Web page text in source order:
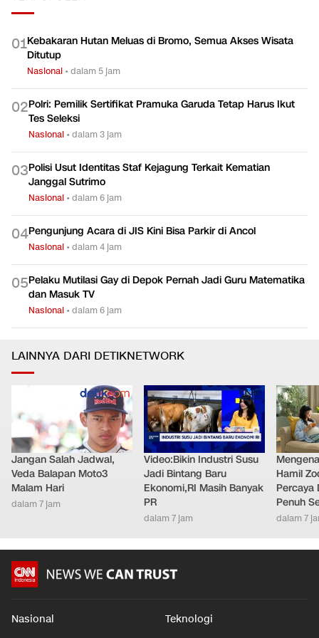
01Kebakaran Hutan Meluas di Bromo, Semua Akses Wisata
Ditutup
Nasional •dalam 5 jam
02Polri: Pemilik Sertifikat Pramuka Garuda Tetap Harus Ikut
Tes Seleksi
Nasional •dalam 3 jam
03Polisi Usut Identitas Staf Kejagung Terkait Kematian
Janggal Sutrimo
Nasional •dalam 6 jam
04Pengunjung Acara di JIS Kini Bisa Parkir di Ancol
Nasional •dalam 4 jam
05Pelaku Mutilasi Gay di Depok Pernah Jadi Guru Matematika
dan Masuk TV
Nasional •dalam 6 jam
LAINNYA DARI DETIKNETWORK
Jangan Salah Jadwal,
Veda Balapan Moto3
Malam Hari
dalam 7 jam
Video:Bikin Industri Susu
Jadi Bintang Baru
Ekonomi,RI Masih Banyak
PR
dalam 7 jam
Hamil
Percaya
Penuh
dalam 7
Nasional Teknologi